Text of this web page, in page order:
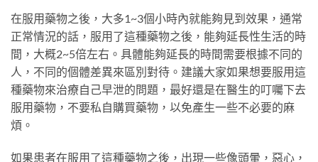
在服用藥物之後，大多1~3個小時內就能夠見到效果，通常
正常情況的話，服用了這種藥物之後，能夠延長性生活的時
間，大概2~5倍左右。具體能夠延長的時間需要根據不同的
人，不同的個體差異來區別對待。建議大家如果想要服用這
種藥物來治療自己早泄的問題，最好還是在醫生的叮囑下去
服用藥物，不要私自購買藥物，以免產生一些不必要的麻
煩。
如果患者在服用了這種藥物之後，出現一些像頭暈，惡心，